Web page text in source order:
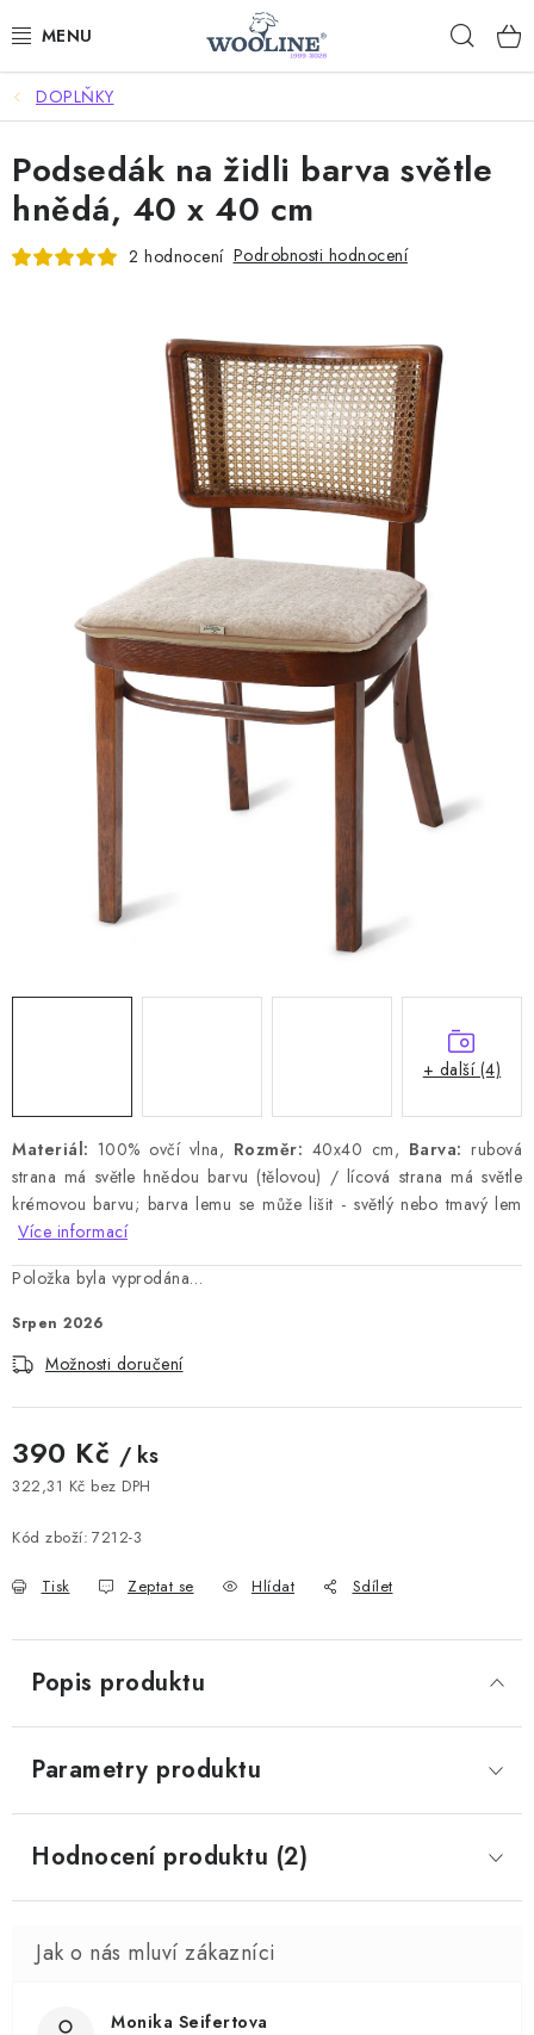
na
AKCE %
DÁRKOVÉ POUKAZY
OBLEČENÍ
Hodnocení obchodu
Kontakty
Moje objednávka
FAQ
DOPLŇKY
Materiál: 100% ovčí vlna, Rozměr: 40x40 cm, Barva: rubová
strana má světle hnědou barvu (tělovou) / lícová strana má světle
krémovou barvu; barva lemu se může lišit - světlý nebo tmavý lem
Více informací
Položka byla vyprodána…
Srpen 2026
Možnosti doručení
390 Kč / ks
322,31 Kč bez DPH
Kód zboží: 7212-3
Tisk Zeptat se Hlídat Sdílet
Podsedák na židli barva světle
hnědá, 40 x 40 cm
2 hodnocení Podrobnosti hodnocení
+ další (4)
Popis produktu
Parametry produktu
Hodnocení produktu (2)
Monika Seifertova